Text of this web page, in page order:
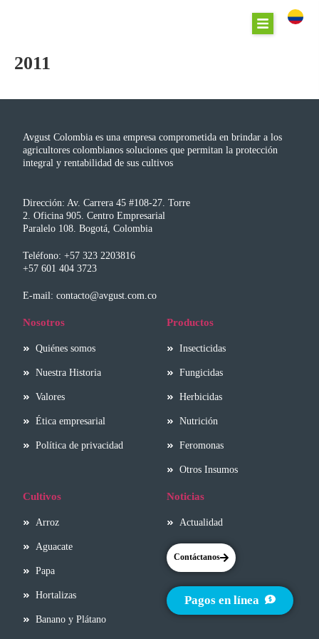
2011
Avgust Colombia es una empresa comprometida en brindar a los
agricultores colombianos soluciones que permitan la protección
integral y rentabilidad de sus cultivos
Dirección: Av. Carrera 45 #108-27. Torre
2. Oficina 905. Centro Empresarial
Paralelo 108. Bogotá, Colombia
Teléfono: +57 323 2203816
+57 601 404 3723
E-mail: contacto@avgust.com.co
Nosotros
Quiénes somos
Nuestra Historia
Valores
Ética empresarial
Política de privacidad
Productos
Insecticidas
Fungicidas
Herbicidas
Nutrición
Feromonas
Otros Insumos
Cultivos
Arroz
Aguacate
Papa
Hortalizas
Banano y Plátano
Noticias
Actualidad
Contáctanos
Pagos en línea